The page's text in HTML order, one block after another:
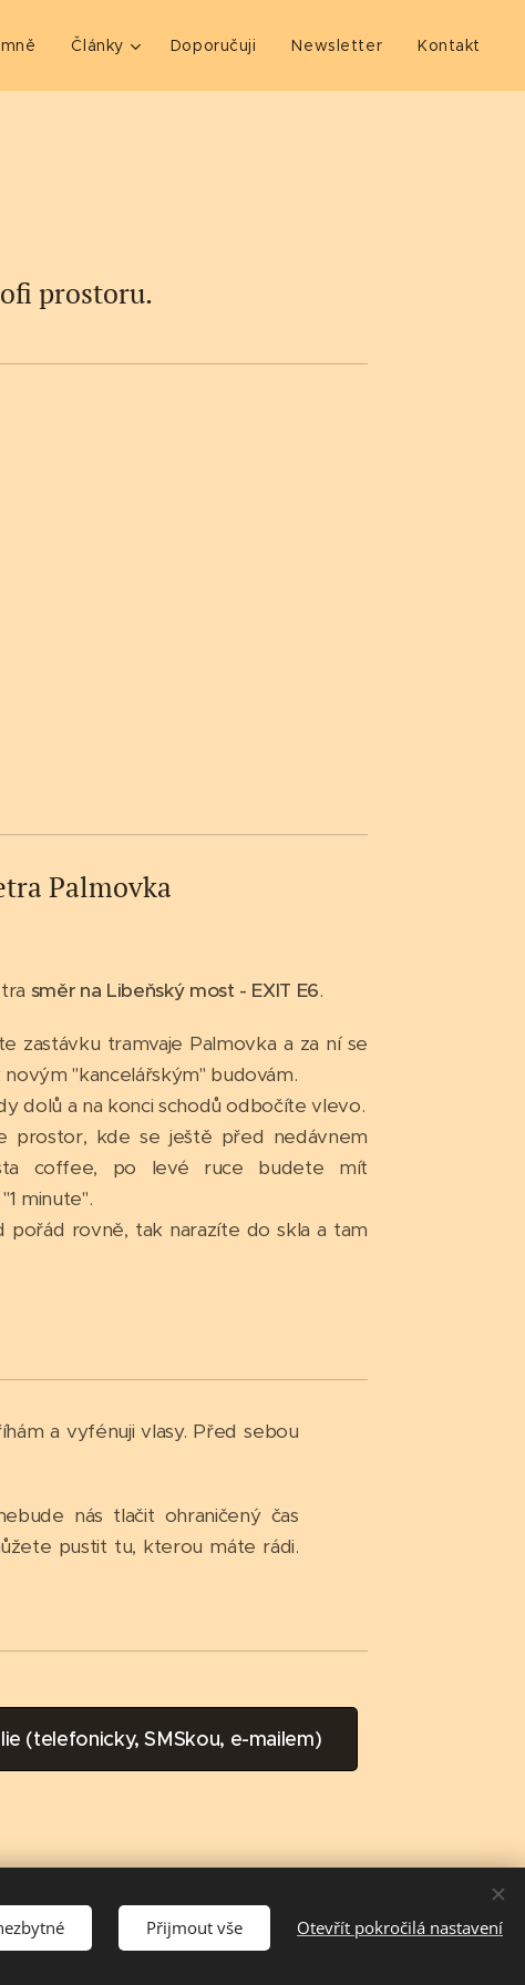
Články Doporučuji Newsletter Kontakt
prostoru.
Palmovka
směr na Libeňský most - EXIT E6.
zastávku tramvaje Palmovka a za ní se
"kancelářským" budovám.
dolů a na konci schodů odbočíte vlevo.
prostor, kde se ještě před nedávnem
coffee, po levé ruce budete mít
minute".
pořád rovně, tak narazíte do skla a tam
a vyfénuji vlasy. Před sebou
nás tlačit ohraničený čas
pustit tu, kterou máte rádi.
(telefonicky, SMSkou, e-mailem)
Přijmout vše Otevřít pokročilá nastavení